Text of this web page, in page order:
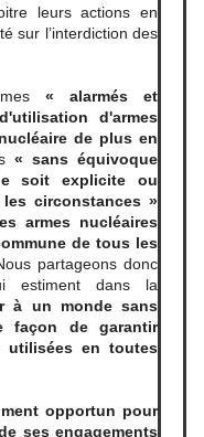
leurs actions en
sur l’interdiction des
« alarmés et
d'armes
de plus en
« sans équivoque
soit explicite ou
circonstances »
armes nucléaires
de tous les
partageons donc
estiment dans la
à un monde sans
façon de garantir
utilisées en toutes
opportun pour
ses engagements